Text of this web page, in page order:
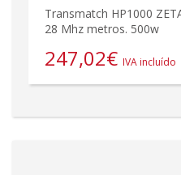
Transmatch HP1000
28 Mhz metros. 500w
247,02€ IVA incluído